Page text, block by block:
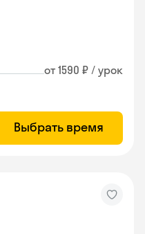
от 1590 ₽ / урок
Выбрать время